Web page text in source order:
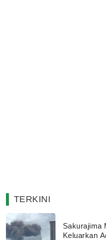
TERKINI
Sakurajima
Keluarkan